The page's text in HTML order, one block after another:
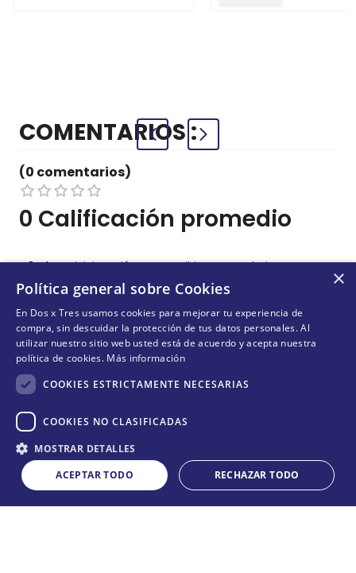
Cantidad
＋
－ COMPRAR
COMENTARIOS
0 Calificación promedio
(0 comentarios)
Por favor, inicia sesión para escribir un comentario.
Más reciente Todos
No hay comentarios.
¡NO TE PIERDAS NADA!
¡Suscríbete y entérate de todas nuestras novedades!
×
Política general sobre Cookies
En Dos x Tres usamos cookies para mejorar tu experiencia de
compra, sin descuidar la protección de tus datos personales. Al
utilizar nuestro sitio web usted está de acuerdo y acepta nuestra
política de cookies. Más información
COOKIES ESTRICTAMENTE NECESARIAS
COOKIES NO CLASIFICADAS
MOSTRAR DETALLES
ACEPTAR TODO
RECHAZAR TODO